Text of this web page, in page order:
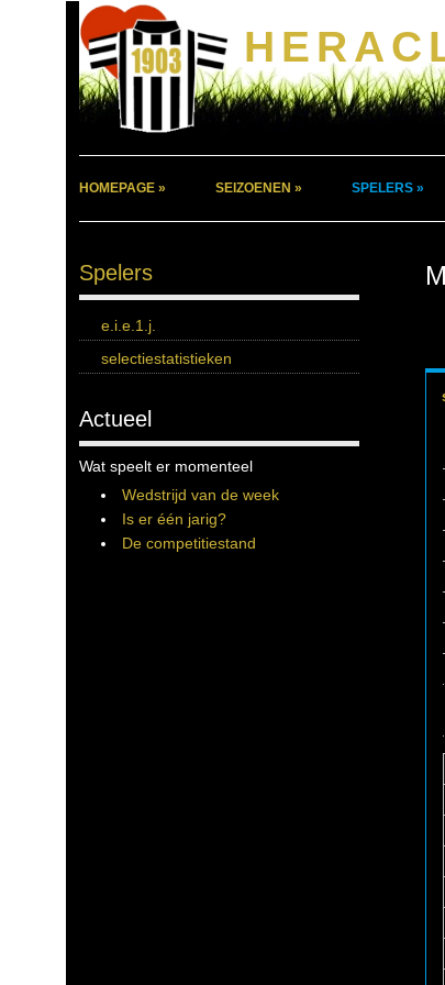
HOMEPAGE » SEIZOENEN » SPELERS »
Spelers
e.i.e.1.j.
selectiestatistieken
Actueel
Wat speelt er momenteel
Wedstrijd van de week
Is er één jarig?
De competitiestand